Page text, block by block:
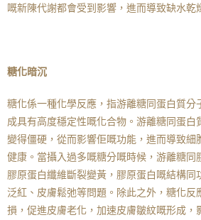
嘅新陳代謝都會受到影響，進而導致缺水乾
糖化暗沉
糖化係一種化學反應，指游離糖同蛋白質分
成具有高度穩定性嘅化合物。游離糖同蛋白
變得僵硬，從而影響佢嘅功能，進而導致細
健康。當攝入過多嘅糖分嘅時候，游離糖同
膠原蛋白纖維斷裂變黃，膠原蛋白嘅結構同
泛紅、皮膚鬆弛等問題。除此之外，糖化反
損，促進皮膚老化，加速皮膚皺紋嘅形成，